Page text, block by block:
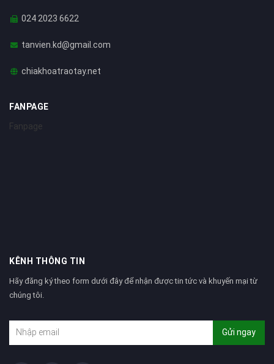
024 2023 6622
tanvien.kd@gmail.com
chiakhoatraotay.net
FANPAGE
Fanpage
KÊNH THÔNG TIN
Hãy đăng ký theo form dưới đây để nhận được tin tức và khuyến mại từ
chúng tôi.
Gửi ngay